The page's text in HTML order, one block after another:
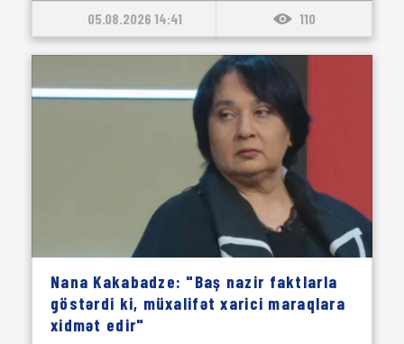
05.08.2026 14:41 110
Nana Kakabadze: "Baş nazir faktlarla
göstərdi ki, müxalifət xarici maraqlara
xidmət edir"